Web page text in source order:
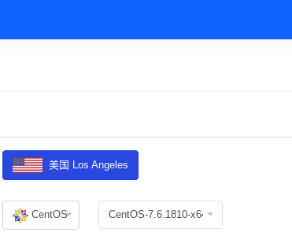
美国 Los Angeles
CentOS